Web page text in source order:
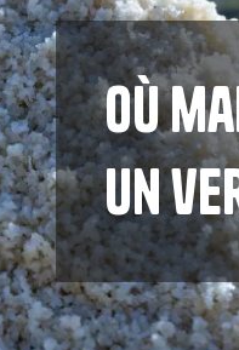
Où
un